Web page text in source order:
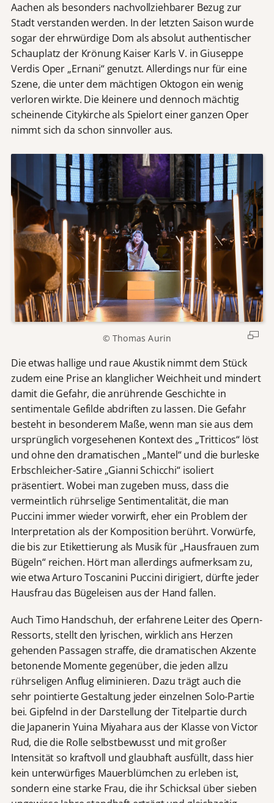
Aachen als besonders nachvollziehbarer Bezug zur
Stadt verstanden werden. In der letzten Saison wurde
sogar der ehrwürdige Dom als absolut authentischer
Schauplatz der Krönung Kaiser Karls V. in Giuseppe
Verdis Oper „Ernani“ genutzt. Allerdings nur für eine
Szene, die unter dem mächtigen Oktogon ein wenig
verloren wirkte. Die kleinere und dennoch mächtig
scheinende Citykirche als Spielort einer ganzen Oper
nimmt sich da schon sinnvoller aus.
© Thomas Aurin
Die etwas hallige und raue Akustik nimmt dem Stück
zudem eine Prise an klanglicher Weichheit und mindert
damit die Gefahr, die anrührende Geschichte in
sentimentale Gefilde abdriften zu lassen. Die Gefahr
besteht in besonderem Maße, wenn man sie aus dem
ursprünglich vorgesehenen Kontext des „Tritticos“ löst
und ohne den dramatischen „Mantel“ und die burleske
Erbschleicher-Satire „Gianni Schicchi“ isoliert
präsentiert. Wobei man zugeben muss, dass die
vermeintlich rührselige Sentimentalität, die man
Puccini immer wieder vorwirft, eher ein Problem der
Interpretation als der Komposition berührt. Vorwürfe,
die bis zur Etikettierung als Musik für „Hausfrauen zum
Bügeln“ reichen. Hört man allerdings aufmerksam zu,
wie etwa Arturo Toscanini Puccini dirigiert, dürfte jeder
Hausfrau das Bügeleisen aus der Hand fallen.
Auch Timo Handschuh, der erfahrene Leiter des Opern-
Ressorts, stellt den lyrischen, wirklich ans Herzen
gehenden Passagen straffe, die dramatischen Akzente
betonende Momente gegenüber, die jeden allzu
rührseligen Anflug eliminieren. Dazu trägt auch die
sehr pointierte Gestaltung jeder einzelnen Solo-Partie
bei. Gipfelnd in der Darstellung der Titelpartie durch
die Japanerin Yuina Miyahara aus der Klasse von Victor
Rud, die die Rolle selbstbewusst und mit großer
Intensität so kraftvoll und glaubhaft ausfüllt, dass hier
kein unterwürfiges Mauerblümchen zu erleben ist,
sondern eine starke Frau, die ihr Schicksal über sieben